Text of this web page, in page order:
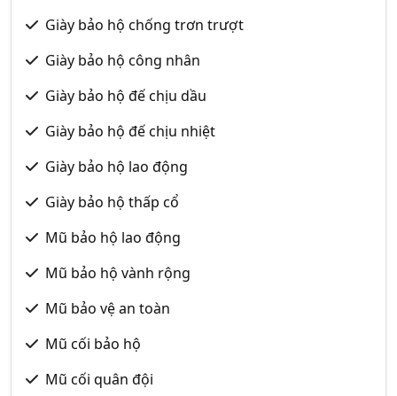
Giày bảo hộ chống trơn trượt
Giày bảo hộ công nhân
Giày bảo hộ đế chịu dầu
Giày bảo hộ đế chịu nhiệt
Giày bảo hộ lao động
Giày bảo hộ thấp cổ
Mũ bảo hộ lao động
Mũ bảo hộ vành rộng
Mũ bảo vệ an toàn
Mũ cối bảo hộ
Mũ cối quân đội